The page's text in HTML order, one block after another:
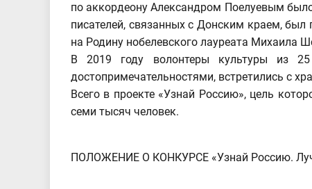
по аккордеону Александром Поелуевым
писателей, связанных с Донским краем,
на Родину нобелевского лауреата Михаила
В 2019 году волонтеры культуры из
достопримечательностями, встретились с
Всего в проекте «Узнай Россию», цель
семи тысяч человек.
ПОЛОЖЕНИЕ О КОНКУРСЕ «Узнай Россию.